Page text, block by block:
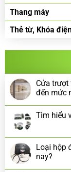
Thang máy
Thẻ từ, Khóa
Cửa trượt
đến mức
Tìm hiểu
Loại hộp
nay?